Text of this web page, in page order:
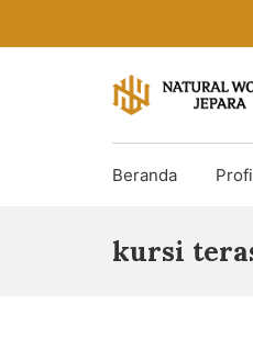
Jepara
-
Furniture
Beranda
kursi